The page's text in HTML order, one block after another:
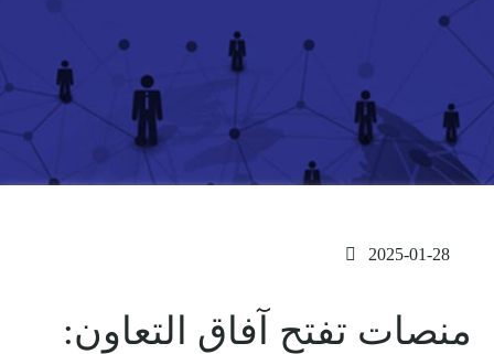
2025-01-28
منصات تفتح آفاق التعاون: